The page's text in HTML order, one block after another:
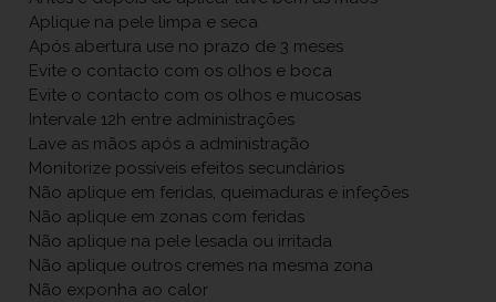
Aplique na pele limpa e seca
Após abertura use no prazo de 3 meses
Evite o contacto com os olhos e boca
Evite o contacto com os olhos e mucosas
Intervale 12h entre administrações
Lave as mãos após a administração
Monitorize possíveis efeitos secundários
Não aplique em feridas, queimaduras e infeções
Não aplique em zonas com feridas
Não aplique na pele lesada ou irritada
Não aplique outros cremes na mesma zona
Não exponha ao calor